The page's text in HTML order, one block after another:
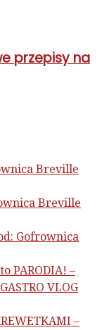
przepisy na
Breville
Breville
Gofrownica
PARODIA! –
VLOG
–